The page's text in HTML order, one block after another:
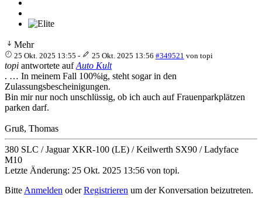
Mehr
25 Okt. 2025 13:55 - 25 Okt. 2025 13:56 #349521 von topi
topi antwortete aufAuto Kult
. … In meinem Fall 100%ig, steht sogar in den
Zulassungsbescheinigungen.
Bin mir nur noch unschlüssig, ob ich auch auf Frauenparkplätzen
parken darf.
Gruß, Thomas
380 SLC / Jaguar XKR-100 (LE) / Keilwerth SX90 / Ladyface
M10
Letzte Änderung: 25 Okt. 2025 13:56 von topi.
Bitte Anmelden oderRegistrieren um der Konversation beizutreten.